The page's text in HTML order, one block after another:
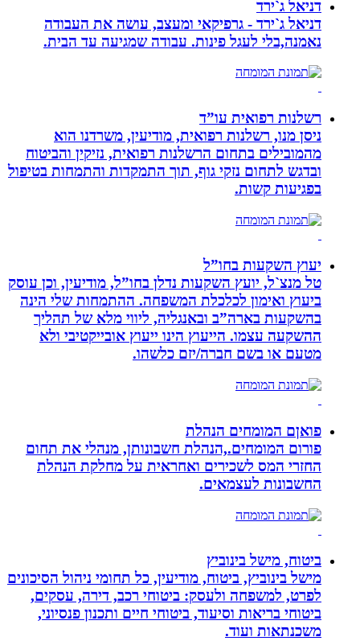
דניאל ג`ירד
דניאל ג`ירד - גרפיקאי ומעצב, עושה את העבודה
נאמנה,בלי לעגל פינות. עבודה שמגיעה עד הבית.
רשלנות רפואית עו”ד
ניסן מנו, רשלנות רפואית, מודיעין, משרדנו הוא
מהמובילים בתחום הרשלנות רפואית, נזיקין והביטוח
ובדגש לתחום נזקי גוף, תוך התמקדות והתמחות בטיפול
בפגיעות קשות.
יעוץ השקעות בחו”ל
טל מנצ`ל, יועץ השקעות נדלן בחו”ל, מודיעין, וכן עוסק
ביעוץ ואימון לכלכלת המשפחה. ההתמחות שלי הינה
בהשקעות בארה”ב ובאנגליה, ליווי מלא של תהליך
ההשקעה עצמו. הייעוץ הינו ייעוץ אובייקטיבי ולא
מטעם או בשם חברה/יזם כלשהו.
פואןם המומחים הנהלת
פורום המומחים.,הנהלת חשבונותן, מנהלי את תחום
החזרי המס לשכירים ואחראית על מחלקת הנהלת
החשבונות לעצמאים.
ביטוח, מישל בינוביץ
מישל בינוביץ, ביטוח, מודיעין, כל תחומי ניהול הסיכונים
לפרט, למשפחה ולעסק: ביטוחי רכב, דירה, עסקים,
ביטוחי בריאות וסיעוד, ביטוחי חיים ותכנון פנסיוני,
משכנתאות ועוד.